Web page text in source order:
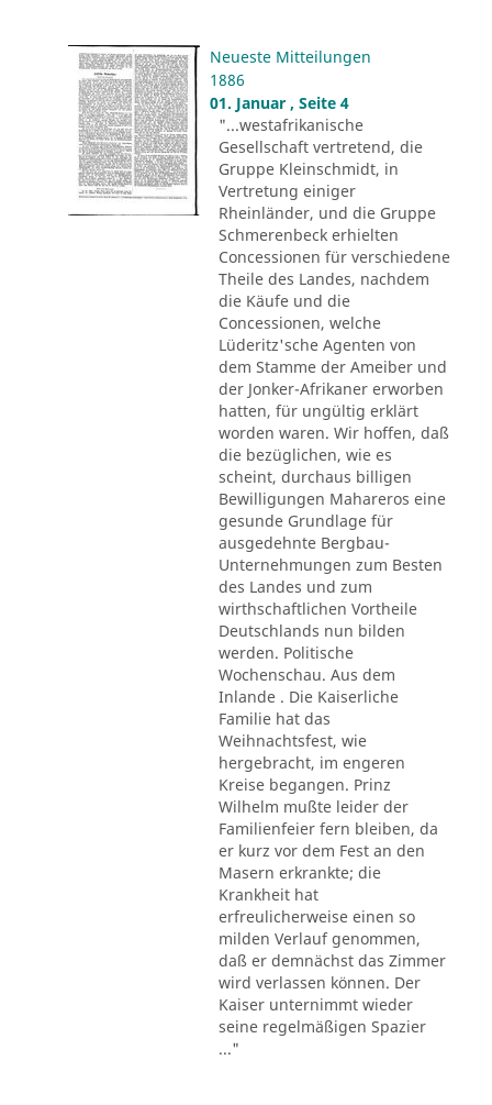
Neueste Mitteilungen
1886
01. Januar , Seite 4
"...westafrikanische
Gesellschaft vertretend, die
Gruppe Kleinschmidt, in
Vertretung einiger
Rheinländer, und die Gruppe
Schmerenbeck erhielten
Concessionen für verschiedene
Theile des Landes, nachdem
die Käufe und die
Concessionen, welche
Lüderitz'sche Agenten von
dem Stamme der Ameiber und
der Jonker-Afrikaner erworben
hatten, für ungültig erklärt
worden waren. Wir hoffen, daß
die bezüglichen, wie es
scheint, durchaus billigen
Bewilligungen Mahareros eine
gesunde Grundlage für
ausgedehnte Bergbau-
Unternehmungen zum Besten
des Landes und zum
wirthschaftlichen Vortheile
Deutschlands nun bilden
werden. Politische
Wochenschau. Aus dem
Inlande . Die Kaiserliche
Familie hat das
Weihnachtsfest, wie
hergebracht, im engeren
Kreise begangen. Prinz
Wilhelm mußte leider der
Familienfeier fern bleiben, da
er kurz vor dem Fest an den
Masern erkrankte; die
Krankheit hat
erfreulicherweise einen so
milden Verlauf genommen,
daß er demnächst das Zimmer
wird verlassen können. Der
Kaiser unternimmt wieder
seine regelmäßigen Spazier
..."